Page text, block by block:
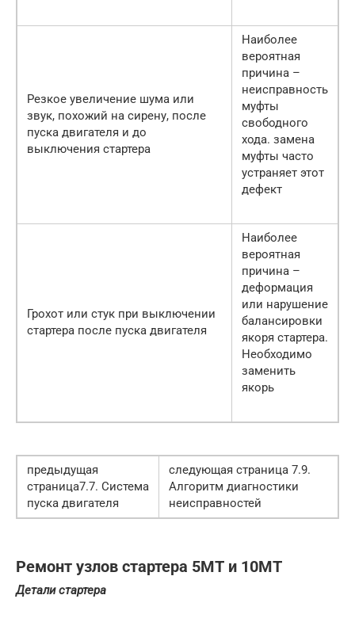
Резкое увеличение шума или
звук, похожий на сирену, после
пуска двигателя и до
выключения стартера
Наиболее
вероятная
причина –
неисправность
муфты
свободного
хода. замена
муфты часто
устраняет этот
дефект
Грохот или стук при выключении
стартера после пуска двигателя
Наиболее
вероятная
причина –
деформация
или нарушение
балансировки
якоря стартера.
Необходимо
заменить
якорь
предыдущая
страница7.7. Система
пуска двигателя
следующая страница 7.9.
Алгоритм диагностики
неисправностей
Ремонт узлов стартера 5МТ и 10МТ
Детали стартера